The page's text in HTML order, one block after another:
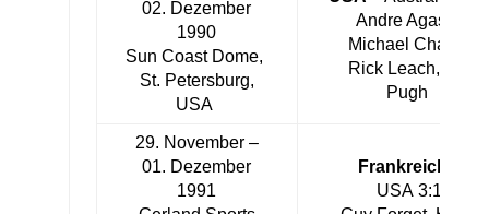
02. Dezember
1990
Sun Coast Dome,
St. Petersburg,
USA
Andre Agassi,
Michael Chang,
Rick Leach, Jim
Pugh
29. November –
01. Dezember
1991
Frankreich
USA 3:1